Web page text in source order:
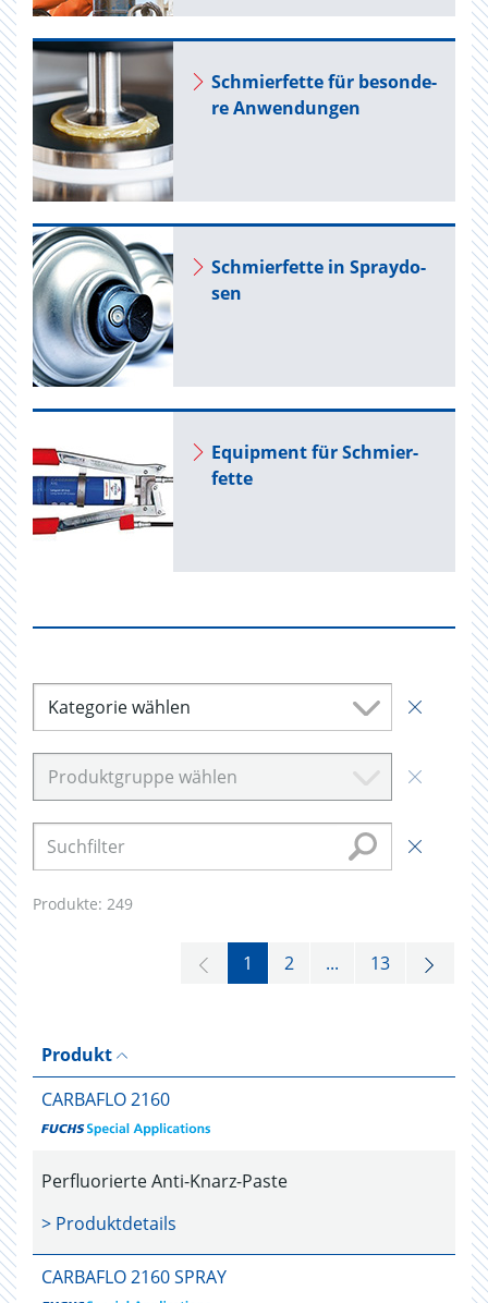
Schmier­fet­te für be­son­de­
re An­wen­dun­gen
Schmier­fet­te in Spray­do­
sen
Equip­ment für Schmier­
fet­te
Kategorie wählen
Produktgruppe wählen
Produkte: 249
1 2 ... 13
Produkt
CARBAFLO 2160
Perfluorierte Anti-Knarz-Paste
> Produktdetails
CARBAFLO 2160 SPRAY